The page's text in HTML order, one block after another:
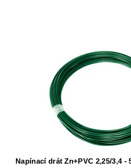
Napínací drát Zn+PVC 2,25/3,4 -